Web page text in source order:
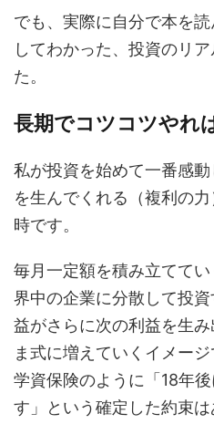
でも、実際に自分で本を
してわかった、投資のリ
た。
長期でコツコツやれ
私が投資を始めて一番感
を生んでくれる（複利の
時です。
毎月一定額を積み立てて
界中の企業に分散して投
益がさらに次の利益を生
ま式に増えていくイメージ
学資保険のように「18年
す」という確定した約束